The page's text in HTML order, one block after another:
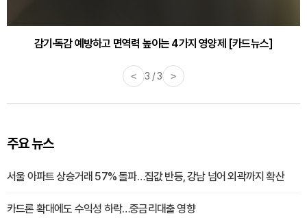
감기·독감 예방하고 면역력 높이는 4가지 영양제 [카드뉴스]
< 3 / 3 >
주요 뉴스
서울 아파트 상승거래 57% 돌파…집값 반등, 강남 넘어 외곽까지 확산
카드론 확대에도 수익성 하락…중금리대출 영향